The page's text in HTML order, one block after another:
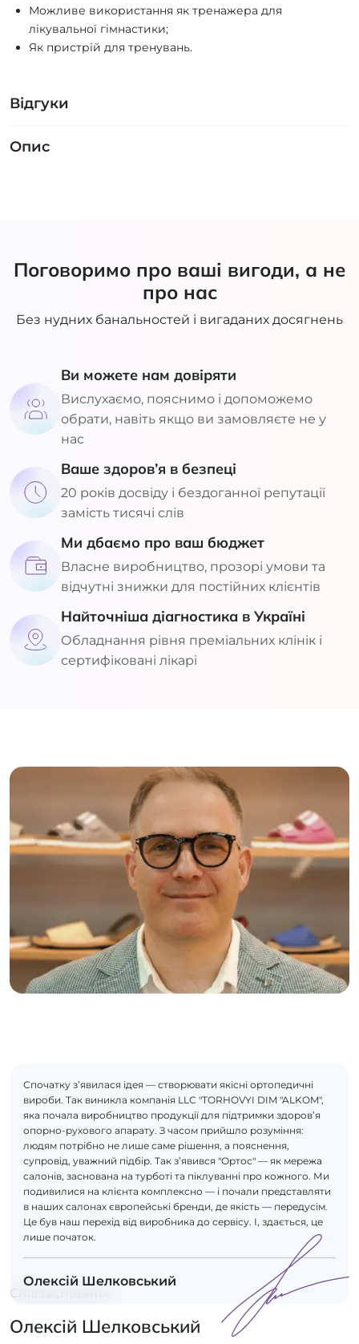
Можливе використання як тренажера для
лікувальної гімнастики;
Як пристрій для тренувань.
Відгуки
Опис
Поговоримо про ваші вигоди, а не
про нас
Без нудних банальностей і вигаданих досягнень
Ви можете нам довіряти
Вислухаємо, пояснимо і допоможемо
обрати, навіть якщо ви замовляєте не у
нас
Ваше здоров’я в безпеці
20 років досвіду і бездоганної репутації
замість тисячі слів
Ми дбаємо про ваш бюджет
Власне виробництво, прозорі умови та
відчутні знижки для постійних клієнтів
Найточніша діагностика в Україні
Обладнання рівня преміальних клінік і
сертифіковані лікарі
Спочатку з’явилася ідея — створювати якісні ортопедичні
вироби. Так виникла компанія LLC "TORHOVYI DIM "ALKOM",
яка почала виробництво продукції для підтримки здоров’я
опорно-рухового апарату. З часом прийшло розуміння:
людям потрібно не лише саме рішення, а пояснення,
супровід, уважний підбір. Так з’явився "Ортос" — як мережа
салонів, заснована на турботі та піклуванні про кожного. Ми
подивилися на клієнта комплексно — і почали представляти
в наших салонах європейські бренди, де якість — передусім.
Це був наш перехід від виробника до сервісу. І, здається, це
лише початок.
Олексій Шелковський
Співзасновник
Олексій Шелковський